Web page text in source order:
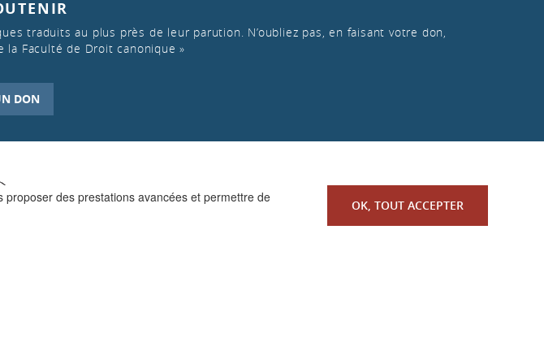
proposer des prestations avancées et permettre de
OK, TOUT ACCEPTER
traduits au plus près de leur parution. N’oubliez pas, en faisant votre don,
la Faculté de Droit canonique »
DON